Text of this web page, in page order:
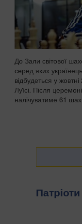
До Зали світової
серед яких
відбудеться у
Луїсі. Після
налічуватиме 61